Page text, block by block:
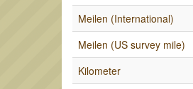
Meilen (International)
Meilen (US survey mile)
Kilometer